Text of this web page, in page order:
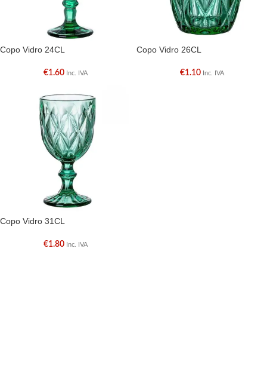
Copo Vidro 24CL
€1.60 Inc. IVA
Copo Vidro 26CL
€1.10 Inc. IVA
Copo Vidro 31CL
€1.80 Inc. IVA